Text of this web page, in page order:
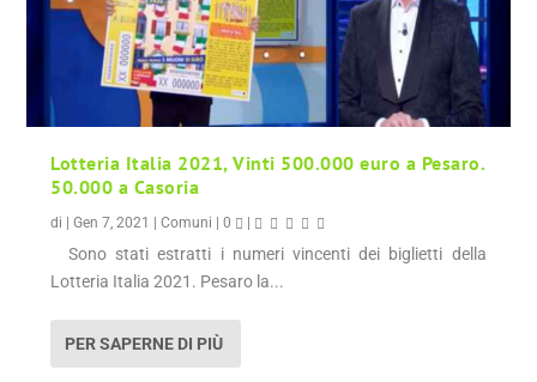
Lotteria Italia 2021, Vinti 500.000 euro a Pesaro.
50.000 a Casoria
di |Gen 7, 2021 |Comuni |0
Sono stati estratti i numeri vincenti dei biglietti della
Lotteria Italia 2021. Pesaro la...
PER SAPERNE DI PIÙ